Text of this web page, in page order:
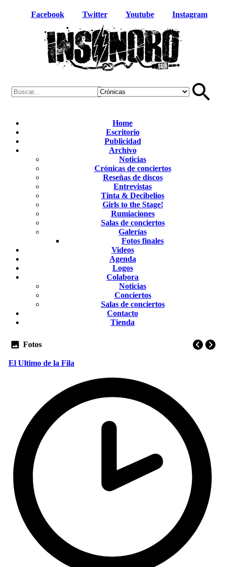
Facebook Twitter Youtube Instagram
Home
Escritorio
Publicidad
Archivo
Noticias
Crónicas de conciertos
Reseñas de discos
Entrevistas
Tinta & Decibelios
Girls to the Stage!
Rumiaciones
Salas de conciertos
Galerías
Fotos finales
Videos
Agenda
Logos
Colabora
Noticias
Conciertos
Salas de conciertos
Contacto
Tienda
Fotos
El Ultimo de la Fila